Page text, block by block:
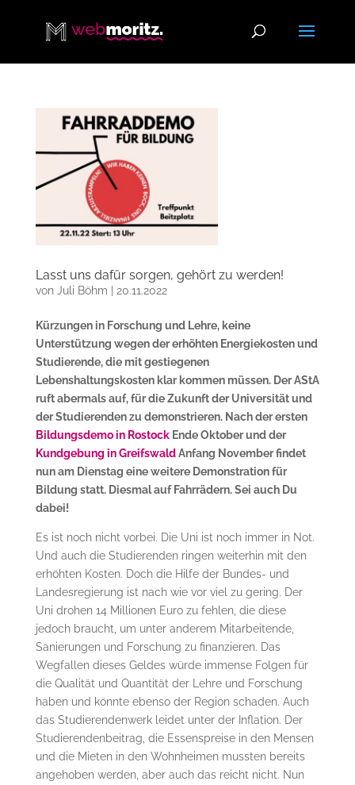
Lasst uns dafür sorgen, gehört zu werden!
von Juli Böhm | 20.11.2022
Kürzungen in Forschung und Lehre, keine
Unterstützung wegen der erhöhten Energiekosten und
Studierende, die mit gestiegenen
Lebenshaltungskosten klar kommen müssen. Der AStA
ruft abermals auf, für die Zukunft der Universität und
der Studierenden zu demonstrieren. Nach der ersten
Bildungsdemo in RostockEnde Oktober und der
Kundgebung in GreifswaldAnfang November findet
nun am Dienstag eine weitere Demonstration für
Bildung statt. Diesmal auf Fahrrädern. Sei auch Du
dabei!
Es ist noch nicht vorbei. Die Uni ist noch immer in Not.
Und auch die Studierenden ringen weiterhin mit den
erhöhten Kosten. Doch die Hilfe der Bundes- und
Landesregierung ist nach wie vor viel zu gering. Der
Uni drohen 14 Millionen Euro zu fehlen, die diese
jedoch braucht, um unter anderem Mitarbeitende,
Sanierungen und Forschung zu finanzieren. Das
Wegfallen dieses Geldes würde immense Folgen für
die Qualität und Quantität der Lehre und Forschung
haben und könnte ebenso der Region schaden. Auch
das Studierendenwerk leidet unter der Inflation. Der
Studierendenbeitrag, die Essenspreise in den Mensen
und die Mieten in den Wohnheimen mussten bereits
angehoben werden, aber auch das reicht nicht. Nun